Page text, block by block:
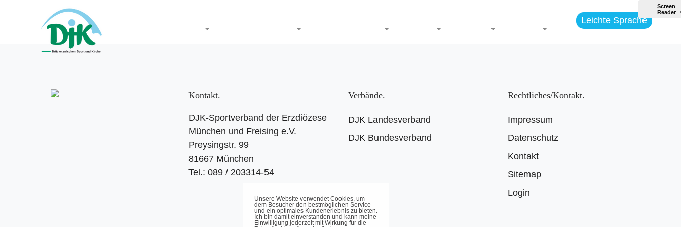
Leichte Sprache
Kontakt
DJK-Sportverband der Erzdiözese
München und Freising e.V.
Preysingstr. 99
81667 München
Tel.: 089 / 203314-54
Verbände
DJK Landesverband
DJK Bundesverband
Rechtliches/Kontakt
Impressum
Datenschutz
Kontakt
Sitemap
Login